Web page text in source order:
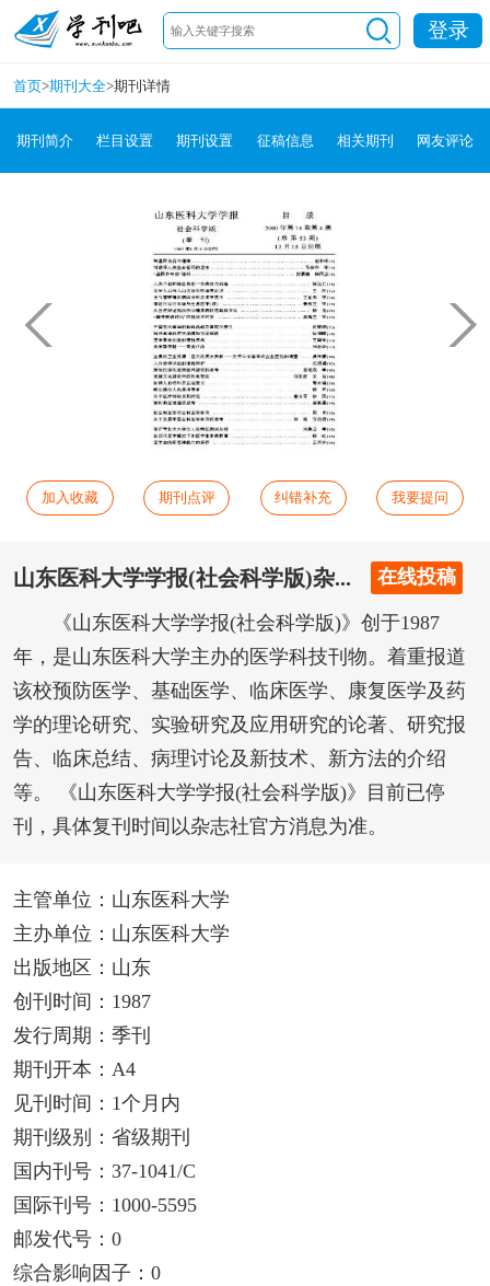
登录
首页>期刊大全>期刊详情
期刊简介 栏目设置 期刊设置 征稿信息 相关期刊 网友评论
加入收藏 期刊点评 纠错补充 我要提问
山东医科大学学报(社会科学版)杂... 在线投稿
《山东医科大学学报(社会科学版)》创于1987
年，是山东医科大学主办的医学科技刊物。着重报道
该校预防医学、基础医学、临床医学、康复医学及药
学的理论研究、实验研究及应用研究的论著、研究报
告、临床总结、病理讨论及新技术、新方法的介绍
等。 《山东医科大学学报(社会科学版)》目前已停
刊，具体复刊时间以杂志社官方消息为准。
主管单位：山东医科大学
主办单位：山东医科大学
出版地区：山东
创刊时间：1987
发行周期：季刊
期刊开本：A4
见刊时间：1个月内
期刊级别：省级期刊
国内刊号：37-1041/C
国际刊号：1000-5595
邮发代号：0
综合影响因子：0